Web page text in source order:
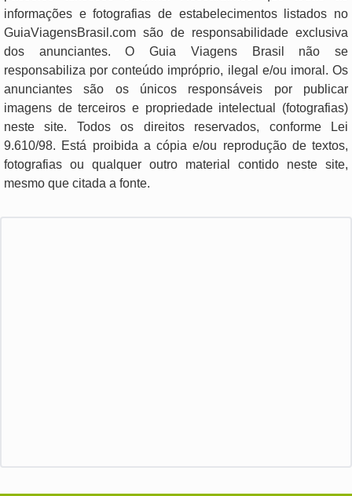
informações e fotografias de estabelecimentos listados no
GuiaViagensBrasil.com são de responsabilidade exclusiva
dos anunciantes. O Guia Viagens Brasil não se
responsabiliza por conteúdo impróprio, ilegal e/ou imoral. Os
anunciantes são os únicos responsáveis por publicar
imagens de terceiros e propriedade intelectual (fotografias)
neste site. Todos os direitos reservados, conforme Lei
9.610/98. Está proibida a cópia e/ou reprodução de textos,
fotografias ou qualquer outro material contido neste site,
mesmo que citada a fonte.